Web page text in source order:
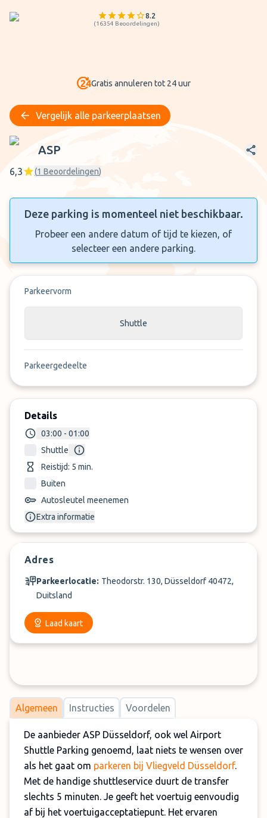
8.2
(16354 Beoordelingen)
Gratis annuleren tot 24 uur
Vergelijk alle parkeerplaatsen
ASP
ASP
6,3 (1 Beoordelingen)
Deze parking is momenteel niet beschikbaar.
Probeer een andere datum of tijd te kiezen, of
selecteer een andere parking.
Parkeervorm
Shuttle
Parkeergedeelte
Details
03:00 - 01:00
Shuttle
Reistijd: 5 min.
Buiten
Autosleutel meenemen
Extra informatie
Adres
Parkeerlocatie: Theodorstr. 130, Düsseldorf 40472,
Duitsland
Laad kaart
Algemeen Instructies Voordelen
De aanbieder ASP Düsseldorf, ook wel Airport
Shuttle Parking genoemd, laat niets te wensen over
als het gaat om parkeren bij Vliegveld Düsseldorf.
Met de handige shuttleservice duurt de transfer
slechts 5 minuten. Je geeft het voertuig eenvoudig
af bij het voertuigacceptatiepunt. Het ervaren